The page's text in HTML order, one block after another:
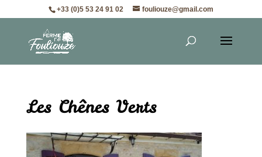
+33 (0)5 53 24 91 02 fouliouze@gmail.com
Les Chênes Verts